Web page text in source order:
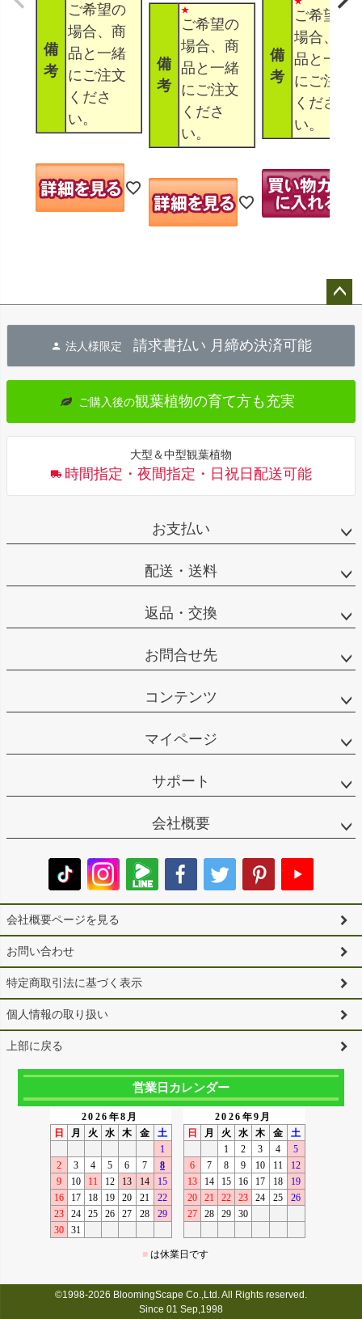
備
考
ご希望の
場合、商
品と一緒
にご注文
くださ
い。
備
考
ご希望の
場合、商
品と一緒
にご注文
くださ
い。
備
考
ご希望の
場合、商
品と一緒
にご注文
くださ
い。
へ
法人様限定 請求書払い 月締め決済可能
ご購入後の観葉植物の育て方も充実
大型＆中型観葉植物
時間指定・夜間指定・日祝日配送可能
お支払い
配送・送料
返品・交換
お問合せ先
コンテンツ
マイページ
サポート
会社概要
会社概要ページを見る
お問い合わせ
特定商取引法に基づく表示
個人情報の取り扱い
上部に戻る
営業日カレンダー
©1998-2026 BloomingScape Co.,Ltd. All Rights reserved.
Since 01 Sep,1998